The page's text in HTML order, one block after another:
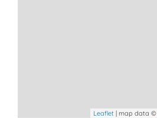
Leaflet | map data ©